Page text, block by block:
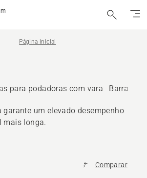
Página inicial
para podadoras com vara Barras
garante um elevado desempenho
mais longa.
Comparar